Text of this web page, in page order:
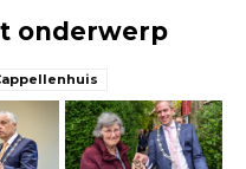
onderwerp